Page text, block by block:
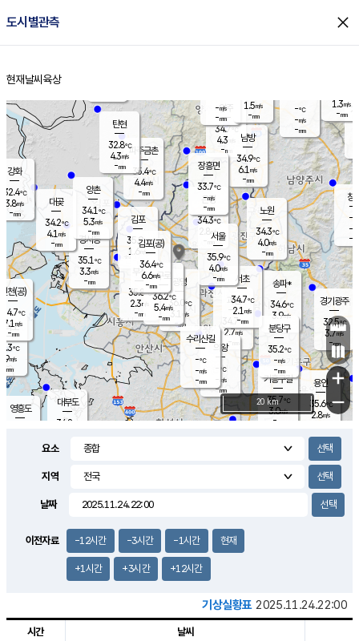
도시별관측 close
홈
현재날씨 육상
의도
℃
m/s
mm
영흥도
양주
34.7℃
4.3
-mm
과천
34.7℃
2.7m/s
- mm
용인
35.6℃
2.8m/s
경기광주
32.5℃
3.7m/s
-mm
3.0m/s
대부도
34.8
경서동
35.1℃
3.3m/s
-mm
파주금촌
35.4℃
4.4m/s
-mm
-℃
-m/s
-mm
대곶
34.2℃
4.1 m/s
-mm
창
-
-m/
-
탄현
32.8℃
4.3m/s
-mm
1.3m/s
-mm
의왕
- ℃
-m/s
-mm
김포
35.9℃
1.6 m/s
mm
광명
36.0
℃
3.1 m/s
-mm
부천
35.8℃
2.3m/s
-mm
양촌
34.1℃
5.3m/s
-mm
구로
36.2℃
5.4m/s
-mm
은평
34.3℃
2.8 m/s
- mm
노원
34.3℃
4.0m/s
-mm
송파*
34.6℃
3.9m/s
-mm
서초
34.7℃
2.1 m/s
-mm
남방
34.9℃
6.1 m/s
-mm
기흥구갈
35.7℃
3.0m/s
-
수리산길
-℃
-m/s
-mm
분당구
35.2℃
-m/s
-mm
장흥면
33.7℃
-m/s
-mm
-m/s
-mm
강화
32.4℃
3.8m/s
-mm
인천(공)
34.7℃
7.1 m/s
-mm
김포(공)
36.4℃
6.6m/s
-mm
서울
35.9℃
4.0m/s
-mm
1.5m/s
-mm
+
−
20 km
요소
지역
날짜
이전자료 -12시간 -3시간 -1시간 현재
+1시간 +3시간 +12시간
기상실황표 2025.11.24.22:00
시간 날씨